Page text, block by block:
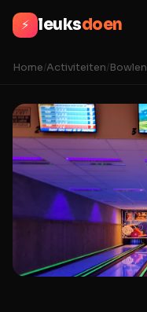
⚡ leuksdoen
Home/Activiteiten/Bowlen